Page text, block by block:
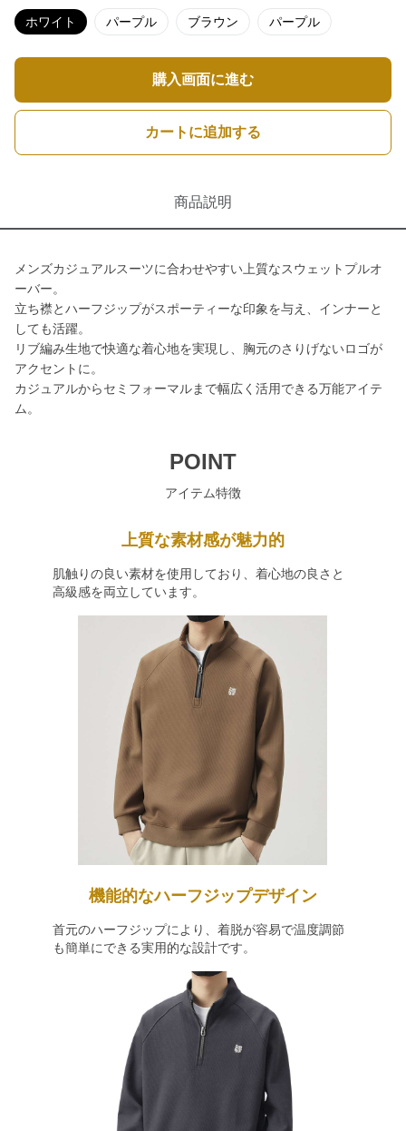
ホワイト パープル ブラウン パープル
購入画面に進む
カートに追加する
商品説明
メンズカジュアルスーツに合わせやすい上質なスウェットプルオ
ーバー。
立ち襟とハーフジップがスポーティーな印象を与え、インナーと
しても活躍。
リブ編み生地で快適な着心地を実現し、胸元のさりげないロゴが
アクセントに。
カジュアルからセミフォーマルまで幅広く活用できる万能アイテ
ム。
POINT
アイテム特徴
上質な素材感が魅力的
肌触りの良い素材を使用しており、着心地の良さと
高級感を両立しています。
機能的なハーフジップデザイン
首元のハーフジップにより、着脱が容易で温度調節
も簡単にできる実用的な設計です。